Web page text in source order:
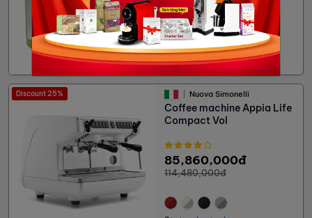
44,280,000đ
Status: In stock
Nuova Simonelli
Coffee machine Appia Life
Compact Vol
85,860,000đ
114,480,000đ
Discount 25%